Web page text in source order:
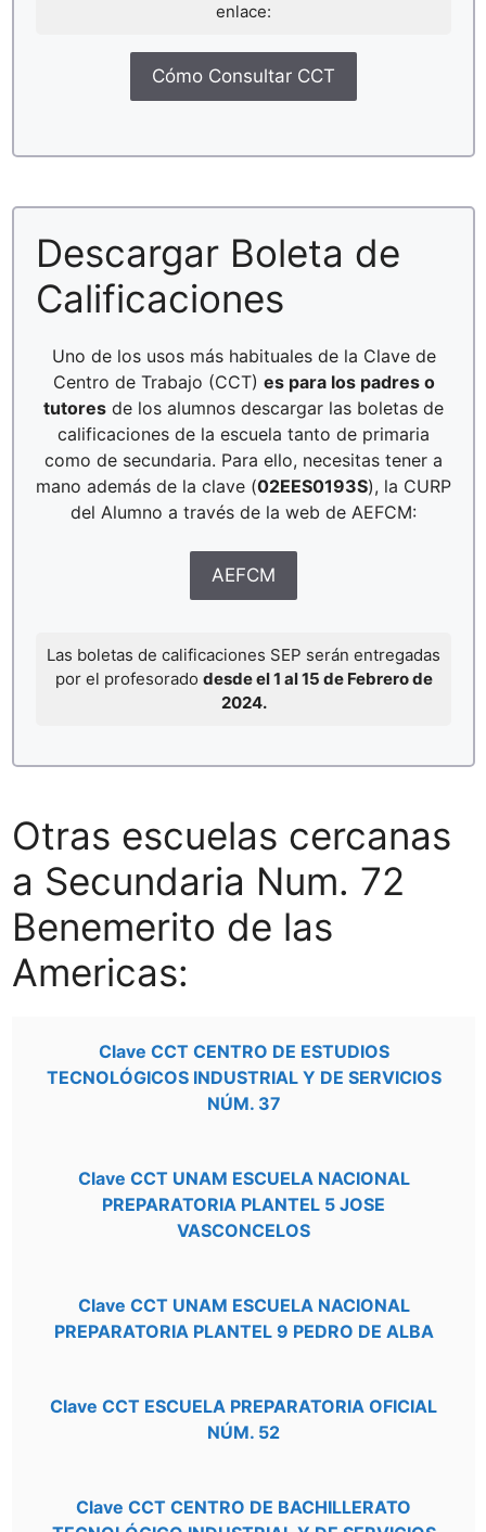
enlace:
Cómo Consultar CCT
Descargar Boleta de
Calificaciones
Uno de los usos más habituales de la Clave de
Centro de Trabajo (CCT) es para los padres o
tutores de los alumnos descargar las boletas de
calificaciones de la escuela tanto de primaria
como de secundaria. Para ello, necesitas tener a
mano además de la clave (02EES0193S), la CURP
del Alumno a través de la web de AEFCM:
AEFCM
Las boletas de calificaciones SEP serán entregadas
por el profesorado desde el 1 al 15 de Febrero de
2024.
Otras escuelas cercanas
a Secundaria Num. 72
Benemerito de las
Americas:
Clave CCT CENTRO DE ESTUDIOS
TECNOLÓGICOS INDUSTRIAL Y DE SERVICIOS
NÚM. 37
Clave CCT UNAM ESCUELA NACIONAL
PREPARATORIA PLANTEL 5 JOSE
VASCONCELOS
Clave CCT UNAM ESCUELA NACIONAL
PREPARATORIA PLANTEL 9 PEDRO DE ALBA
Clave CCT ESCUELA PREPARATORIA OFICIAL
NÚM. 52
Clave CCT CENTRO DE BACHILLERATO